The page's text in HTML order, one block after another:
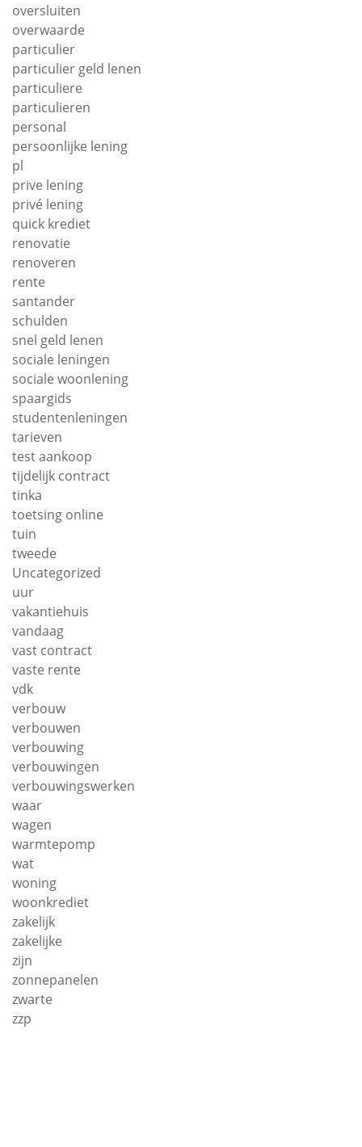
oversluiten
overwaarde
particulier
particulier geld lenen
particuliere
particulieren
personal
persoonlijke lening
pl
prive lening
privé lening
quick krediet
renovatie
renoveren
rente
santander
schulden
snel geld lenen
sociale leningen
sociale woonlening
spaargids
studentenleningen
tarieven
test aankoop
tijdelijk contract
tinka
toetsing online
tuin
tweede
Uncategorized
uur
vakantiehuis
vandaag
vast contract
vaste rente
vdk
verbouw
verbouwen
verbouwing
verbouwingen
verbouwingswerken
waar
wagen
warmtepomp
wat
woning
woonkrediet
zakelijk
zakelijke
zijn
zonnepanelen
zwarte
zzp